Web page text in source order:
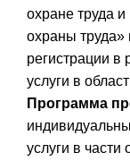
охране труда
охраны труда»
регистрации
услуги в
Программа
услуги в части